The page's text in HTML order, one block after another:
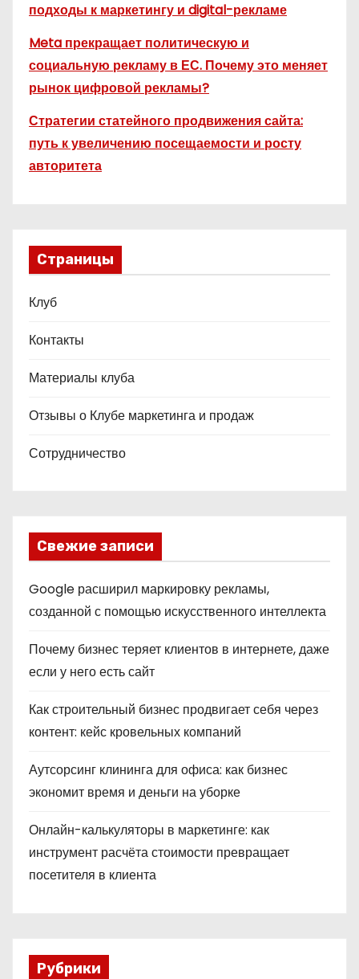
подходы к маркетингу и digital-рекламе
Meta прекращает политическую и
социальную рекламу в ЕС. Почему это меняет
рынок цифровой рекламы?
Стратегии статейного продвижения сайта:
путь к увеличению посещаемости и росту
авторитета
Страницы
Клуб
Контакты
Материалы клуба
Отзывы о Клубе маркетинга и продаж
Сотрудничество
Свежие записи
Google расширил маркировку рекламы,
созданной с помощью искусственного интеллекта
Почему бизнес теряет клиентов в интернете, даже
если у него есть сайт
Как строительный бизнес продвигает себя через
контент: кейс кровельных компаний
Аутсорсинг клининга для офиса: как бизнес
экономит время и деньги на уборке
Онлайн-калькуляторы в маркетинге: как
инструмент расчёта стоимости превращает
посетителя в клиента
Рубрики